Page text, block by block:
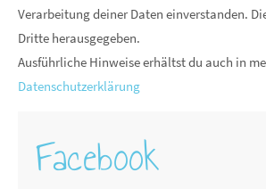
Verarbeitung deiner Daten einverstanden.
Dritte herausgegeben.
Ausführliche Hinweise erhältst du auch in
Datenschutzerklärung
Facebook